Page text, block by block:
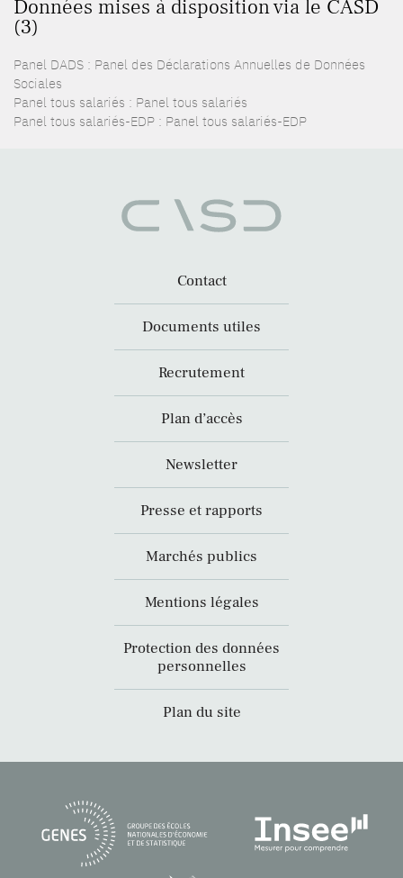
Données mises à disposition via le CASD
(3)
Panel DADS : Panel des Déclarations Annuelles de Données
Sociales
Panel tous salariés : Panel tous salariés
Panel tous salariés-EDP : Panel tous salariés-EDP
Contact
Documents utiles
Recrutement
Plan d’accès
Newsletter
Presse et rapports
Marchés publics
Mentions légales
Protection des données
personnelles
Plan du site